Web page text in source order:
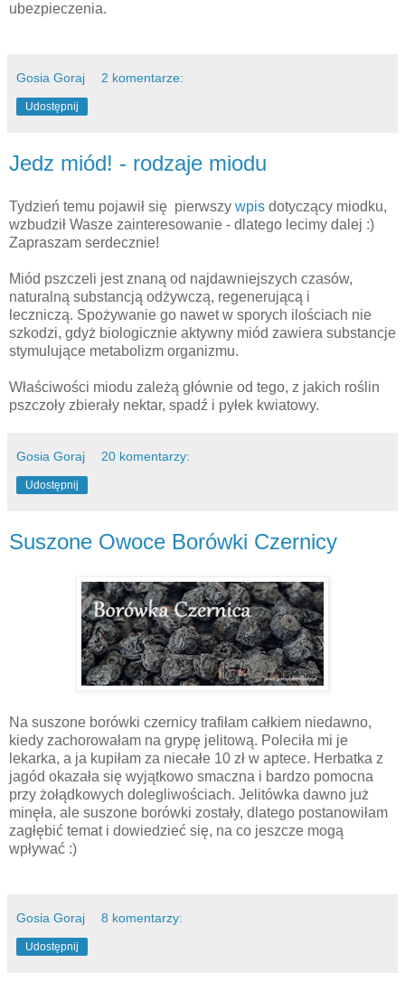
ubezpieczenia.
Gosia Goraj 2 komentarze:
Udostępnij
Jedz miód! - rodzaje miodu
Tydzień temu pojawił się pierwszy wpis dotyczący miodku,
wzbudził Wasze zainteresowanie - dlatego lecimy dalej :)
Zapraszam serdecznie!
Miód pszczeli jest znaną od najdawniejszych czasów,
naturalną substancją odżywczą, regenerującą i
leczniczą. Spożywanie go nawet w sporych ilościach nie
szkodzi, gdyż biologicznie aktywny miód zawiera substancje
stymulujące metabolizm organizmu.
Właściwości miodu zależą głównie od tego, z jakich roślin
pszczoły zbierały nektar, spadź i pyłek kwiatowy.
Gosia Goraj 20 komentarzy:
Udostępnij
Suszone Owoce Borówki Czernicy
Na suszone borówki czernicy trafiłam całkiem niedawno,
kiedy zachorowałam na grypę jelitową. Poleciła mi je
lekarka, a ja kupiłam za niecałe 10 zł w aptece. Herbatka z
jagód okazała się wyjątkowo smaczna i bardzo pomocna
przy żołądkowych dolegliwościach. Jelitówka dawno już
minęła, ale suszone borówki zostały, dlatego postanowiłam
zagłębić temat i dowiedzieć się, na co jeszcze mogą
wpływać :)
Gosia Goraj 8 komentarzy:
Udostępnij